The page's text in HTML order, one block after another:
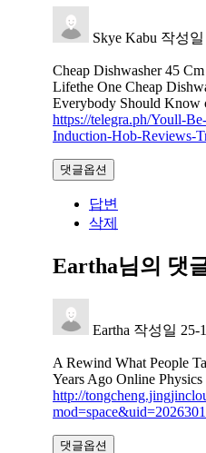
Skye Kabu 작성일
Cheap Dishwasher 45
Lifethe One Cheap
Everybody Should Know
https://telegra.ph/Youll-
Induction-Hob-Reviews-
댓글옵션
답변
삭제
Eartha님의 댓
Eartha 작성일 25-
A Rewind What People
Years Ago Online
http://
mod=space&uid=2026301
댓글옵션